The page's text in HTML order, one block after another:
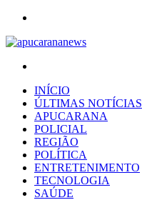
INÍCIO
ÚLTIMAS NOTÍCIAS
APUCARANA
POLICIAL
REGIÃO
POLÍTICA
ENTRETENIMENTO
TECNOLOGIA
SAÚDE